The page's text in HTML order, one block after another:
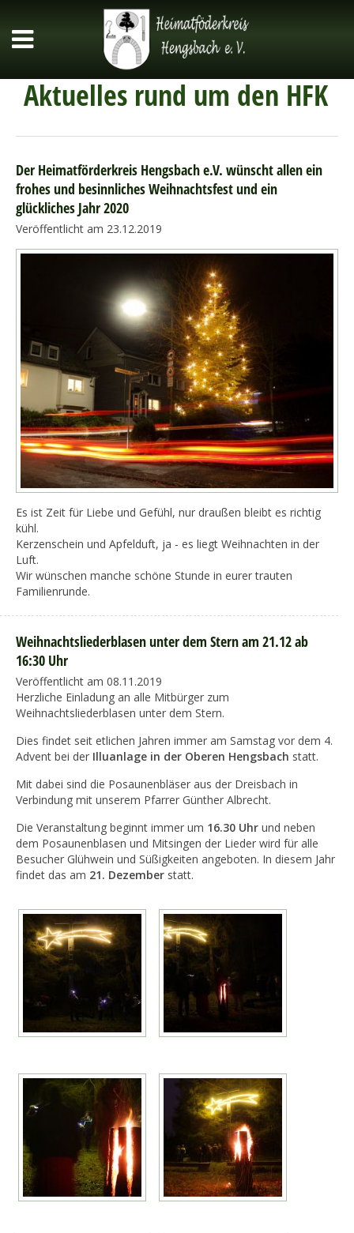
Aktuelles rund um den HFK
Der Heimatförderkreis Hengsbach e.V. wünscht allen ein
frohes und besinnliches Weihnachtsfest und ein
glückliches Jahr 2020
Veröffentlicht am 23.12.2019
Es ist Zeit für Liebe und Gefühl, nur draußen bleibt es richtig
kühl.
Kerzenschein und Apfelduft, ja - es liegt Weihnachten in der
Luft.
Wir wünschen manche schöne Stunde in eurer trauten
Familienrunde.
Weihnachtsliederblasen unter dem Stern am 21.12 ab
16:30 Uhr
Veröffentlicht am 08.11.2019
Herzliche Einladung an alle Mitbürger zum
Weihnachtsliederblasen unter dem Stern.
Dies findet seit etlichen Jahren immer am Samstag vor dem 4.
Advent bei der Illuanlage in der Oberen Hengsbach statt.
Mit dabei sind die Posaunenbläser aus der Dreisbach in
Verbindung mit unserem Pfarrer Günther Albrecht.
Die Veranstaltung beginnt immer um 16.30 Uhr und neben
dem Posaunenblasen und Mitsingen der Lieder wird für alle
Besucher Glühwein und Süßigkeiten angeboten. In diesem Jahr
findet das am 21. Dezember statt.